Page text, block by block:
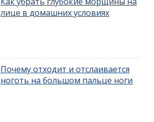
лице в домашних условиях
Почему отходит и отслаивается
ноготь на большом пальце ноги